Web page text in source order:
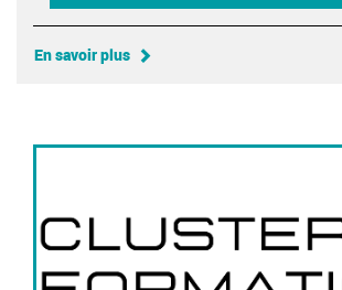
En savoir plus